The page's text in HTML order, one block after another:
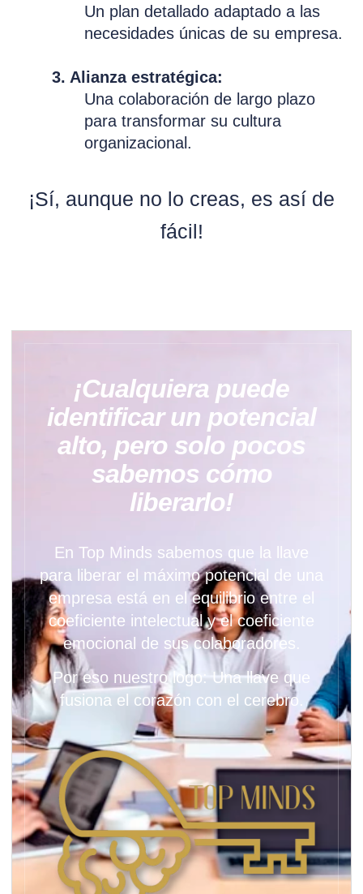
Un plan detallado adaptado a las
necesidades únicas de su empresa.
3. Alianza estratégica:
Una colaboración de largo plazo
para transformar su cultura
organizacional.
¡Sí, aunque no lo creas, es así de
fácil!
¡Cualquiera puede
identificar un potencial
alto, pero solo pocos
sabemos cómo
liberarlo!
En Top Minds sabemos que la llave
para liberar el máximo potencial de una
empresa está en el equilibrio entre el
coeficiente intelectual y el coeficiente
emocional de sus colaboradores.
Por eso nuestro logo: Una llave que
fusiona el corazón con el cerebro.